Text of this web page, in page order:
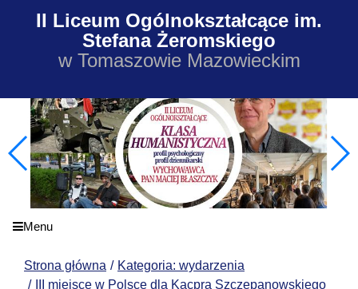
II Liceum Ogólnokształcące im.
Stefana Żeromskiego
w Tomaszowie Mazowieckim
Menu
Strona główna
Kategoria: wydarzenia
III miejsce w Polsce dla Kacpra Szczepanowskiego